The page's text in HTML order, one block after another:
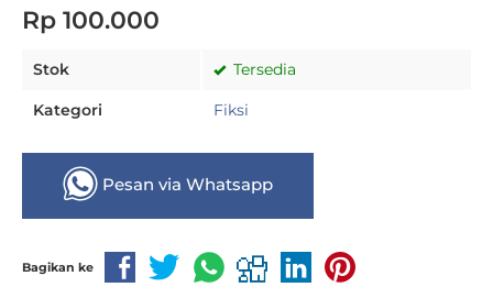
Rp 100.000
Stok Tersedia
Kategori Fiksi
Pesan via Whatsapp
Bagikan ke